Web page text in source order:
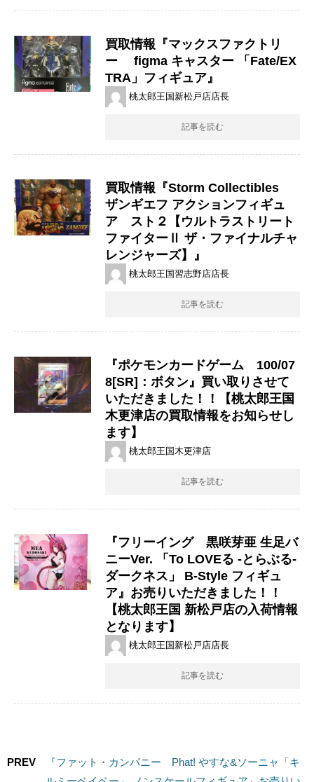
買取情報『マックスファクトリ
ー figma ​キャスター ​「Fate/EX
TRA」フィギュア』
桃太郎王国新松戸店店長
記事を読む
買取情報『Storm ​Collectibles
ザンギエフ ​アクションフィギュ
ア スト２【ウルトラストリート
ファイターⅡ ​ザ・ファイナルチャ
レンジャーズ】』
桃太郎王国習志野店店長
記事を読む
『ポケモンカードゲーム 100/07
8[SR]：ボタン』買い取りさせて
いただきました！！【桃太郎王国
木更津店の買取情報をお知らせし
ます】
桃太郎王国木更津店
記事を読む
『フリーイング 黒咲芽亜 ​生足バ
ニーVer. ​「To ​LOVEる ​-とらぶる- ​
ダークネス」 ​B-Style フィギュ
ア』お売りいただきました！！
【桃太郎王国 新松戸店の入荷情報
となります】
桃太郎王国新松戸店店長
記事を読む
PREV
『ファット・カンパニー Phat! やすな&ソーニャ「キ